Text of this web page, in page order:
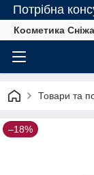
Потрібна
Косметика
Товари та
–18%